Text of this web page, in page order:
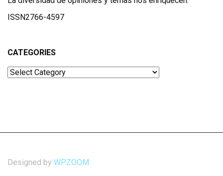
ISSN2766-4597
CATEGORIES
Categories
Designed by WPZOOM